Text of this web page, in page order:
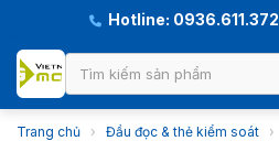
Hotline: 0936.611.372
Trang chủ › Đầu đọc & thẻ kiểm soát ›